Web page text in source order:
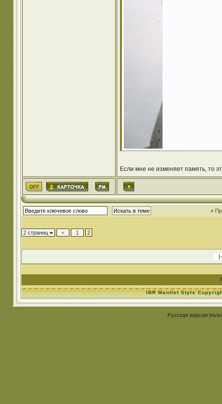
Если мне не изменяет память, то
«
2 страниц < 1 2
IBR Mantlet Style
Русская версия